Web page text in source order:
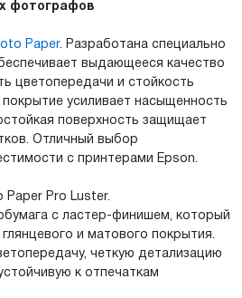
фотографов
Paper. Разработана специально
выдающееся качество
цветопередачи и стойкость
усиливает насыщенность
поверхность защищает
Отличный выбор
с принтерами Epson.
Paper Pro Luster.
с ластер-финишем, который
и матового покрытия.
четкую детализацию
к отпечаткам